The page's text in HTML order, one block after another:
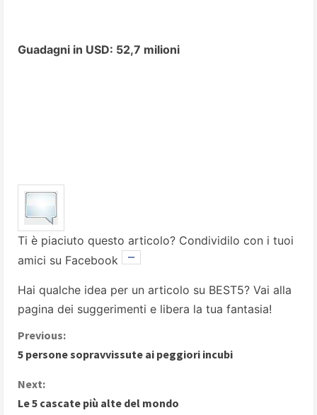
Guadagni in USD: 52,7 milioni
Ti è piaciuto questo articolo? Condividilo con i tuoi
amici su Facebook
Hai qualche idea per un articolo su BEST5? Vai alla
pagina dei suggerimenti e libera la tua fantasia!
C
o
n
Previous:
5 persone sopravvissute ai peggiori incubi
Next:
Le 5 cascate più alte del mondo